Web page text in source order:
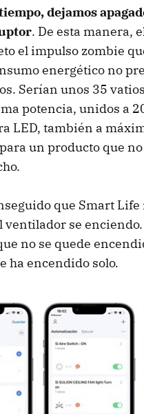
dejamos
. De esta manera,
el impulso zombie
energético no
Serían unos 35
potencia, unidos a
LED, también a
un producto que
que Smart Life
ventilador se
no se quede
ha encendido solo.